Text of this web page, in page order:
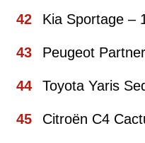
Kia Sportage –
Peugeot
Toyota Yaris
Citroën C4